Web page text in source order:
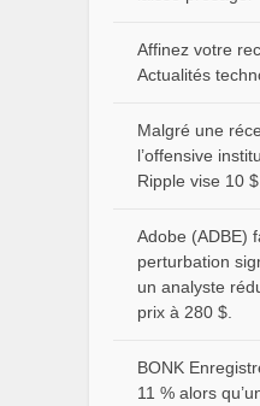
Affinez votre
Actualités
Malgré une
l’offensive
Ripple vise 10
Adobe (ADBE)
perturbation
un analyste
prix à 280 $.
BONK
11 % alors